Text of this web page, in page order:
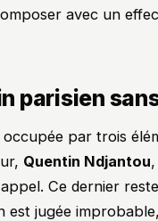
avec un
parisien
par trois
Quentin Ndjantou,
Ce dernier
est jugée